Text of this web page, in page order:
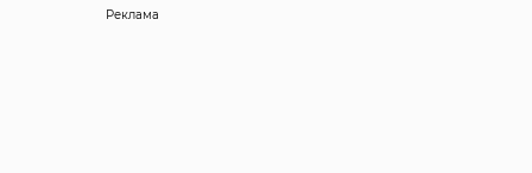
Реклама